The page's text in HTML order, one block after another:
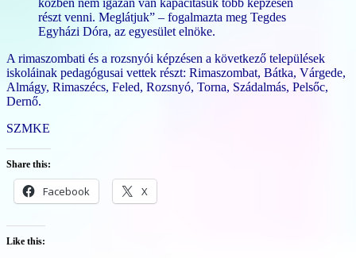
részt venni. Meglátjuk” – fogalmazta meg Tegdes
Egyházi Dóra, az egyesület elnöke.
A rimaszombati és a rozsnyói képzésen a következő települések
iskoláinak pedagógusai vettek részt: Rimaszombat, Bátka, Várgede,
Almágy, Rimaszécs, Feled, Rozsnyó, Torna, Szádalmás, Pelsőc,
Dernő.
SZMKE
Share this:
Facebook X
Like this: